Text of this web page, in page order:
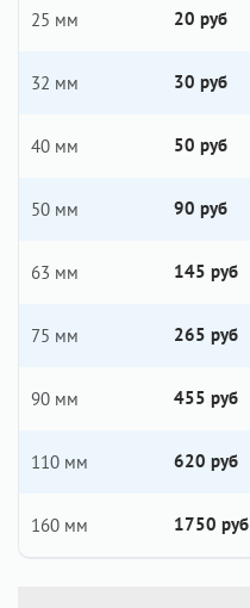
25 мм 20 руб
32 мм 30 руб
40 мм 50 руб
50 мм 90 руб
63 мм 145 руб
75 мм 265 руб
90 мм 455 руб
110 мм 620 руб
160 мм 1750 руб